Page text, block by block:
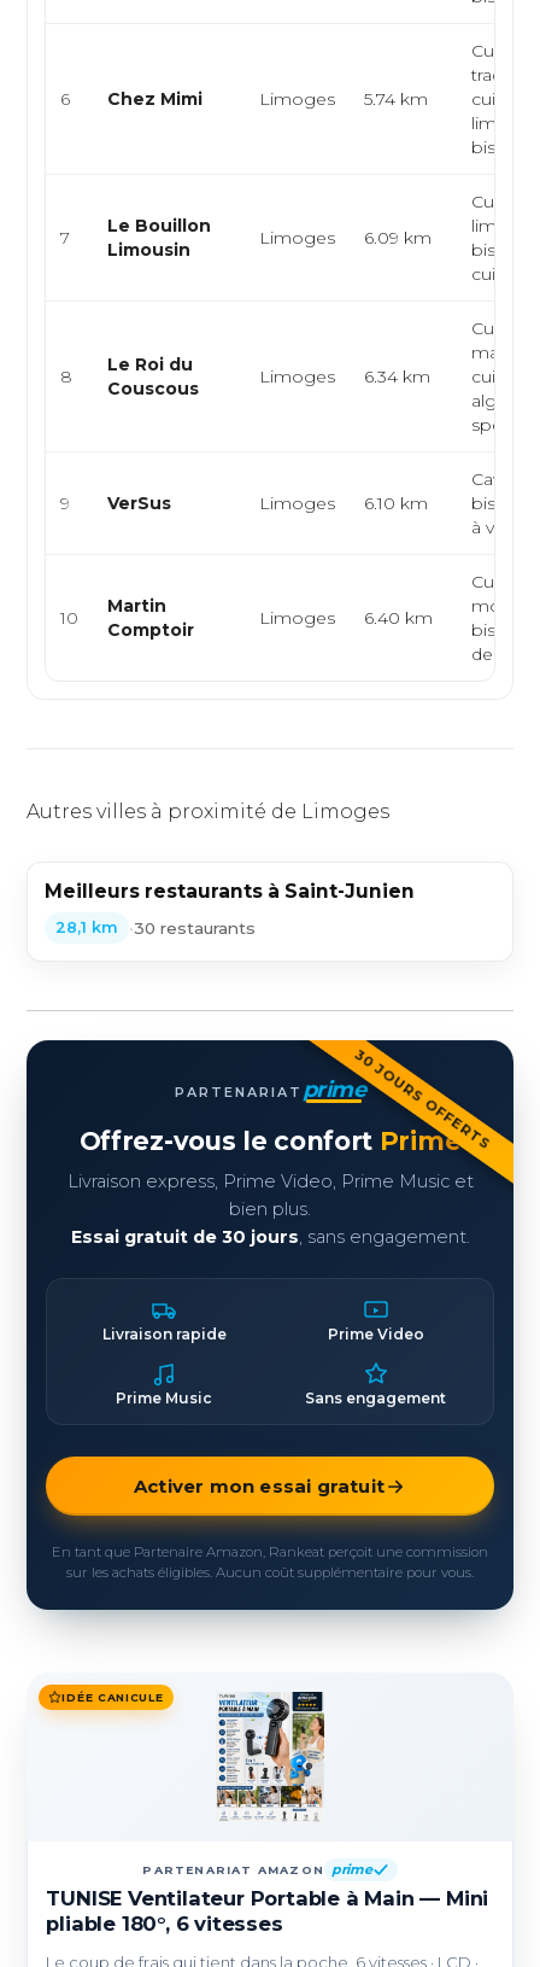
6 Chez Mimi Limoges 5.74 km
Cuisine
cuisine
bistrot
7
Le Bouillon
Limousin
Limoges 6.09 km
Cuisine
cuisine
8
Le Roi du
Couscous
Limoges 6.34 km
Cuisine
cuisine
9 VerSus Limoges 6.10 km
Cave à
à vins
10
Martin
Comptoir
Limoges 6.40 km
Cuisine
bistrot,
de
Autres villes à proximité de Limoges
Meilleurs restaurants à Saint-Junien
28,1 km •30 restaurants
30 JOURS OFFERTS
PARTENARIAT prime
Offrez-vous le confort Prime
Livraison express, Prime Video, Prime Music et
bien plus.
Essai gratuit de 30 jours, sans engagement.
Livraison rapide Prime Video
Prime Music Sans engagement
Activer mon essai gratuit
En tant que Partenaire Amazon, Rankeat perçoit une commission
sur les achats éligibles. Aucun coût supplémentaire pour vous.
IDÉE CANICULE
PARTENARIAT AMAZON prime
TUNISE Ventilateur Portable à Main — Mini
pliable 180°, 6 vitesses
Le coup de frais qui tient dans la poche. 6 vitesses · LCD ·